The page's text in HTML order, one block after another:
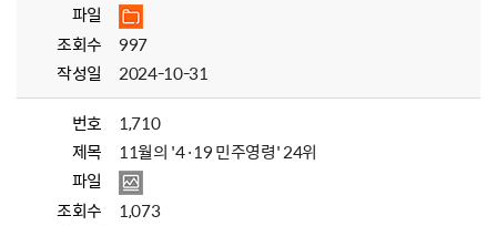
파일
조회수
997
작성일
2024-10-31
번호
1,710
제목
11월의 '4·19 민주영령' 24위
파일
조회수
1,073